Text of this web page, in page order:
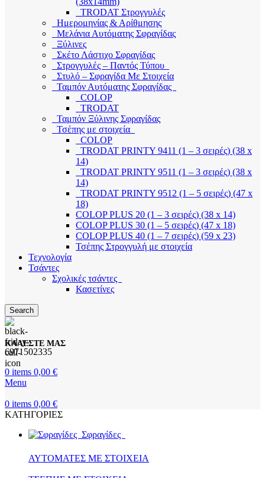
TRODAT Στρογγυλές
Ημερομηνίας & Αρίθμησης
Μελάνια Αυτόματης Σφραγίδας
Ξύλινες
Σκέτο Λάστιχο Σφραγίδας
Στρογγυλές – Παντός Τύπου
Στυλό – Σφραγίδα Με Στοιχεία
Ταμπόν Αυτόματης Σφραγίδας
COLOP
TRODAT
Ταμπόν Ξύλινης Σφραγίδας
Τσέπης με στοιχεία
COLOP
TRODAT PRINTY 9411 (1 – 3 σειρές) (38 x
14)
TRODAT PRINTY 9511 (1 – 3 σειρές) (38 x
14)
TRODAT PRINTY 9512 (1 – 5 σειρές) (47 x
18)
COLOP PLUS 20 (1 – 3 σειρές) (38 x 14)
COLOP PLUS 30 (1 – 5 σειρές) (47 x 18)
COLOP PLUS 40 (1 – 7 σειρές) (59 x 23)
Τσέπης Στρογγυλή με στοιχεία
Τεχνολογία
Τσάντες
Σχολικές τσάντες
Κασετίνες
Search
ΚΑΛΕΣΤΕ ΜΑΣ
6971502335
0 items 0,00 €
Menu
0 items 0,00 €
ΚΑΤΗΓΟΡΙΕΣ
Σφραγίδες
ΑΥΤΟΜΑΤΕΣ ΜΕ ΣΤΟΙΧΕΙΑ